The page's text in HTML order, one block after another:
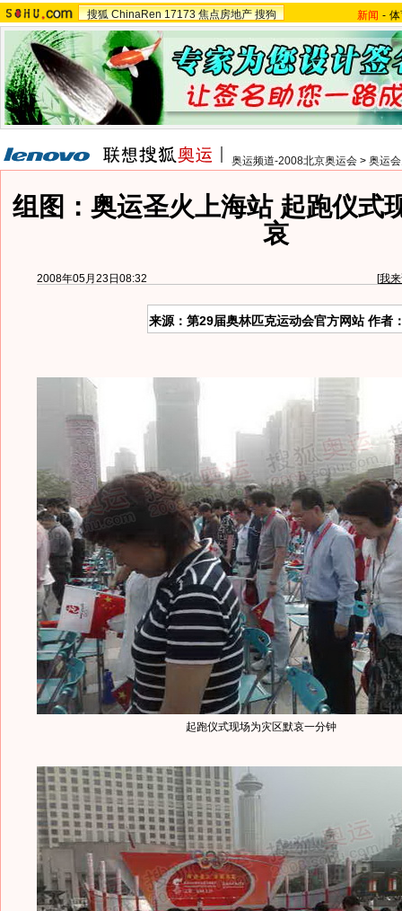
搜狐 ChinaRen 17173 焦点房地产 搜狗 新闻 -
奥运频道-2008北京奥运会 > 奥运
组图：奥运圣火上海站 起跑仪式
哀
2008年05月23日08:32 [我
来源：第29届奥林匹克运动会官方网站 作者
起跑仪式现场为灾区默哀一分钟